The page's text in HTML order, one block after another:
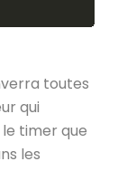
toutes
qui
timer que
les